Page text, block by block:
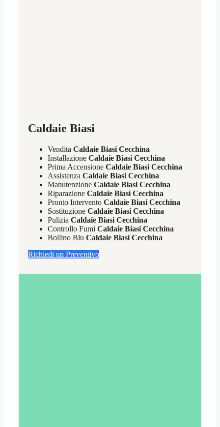
Caldaie Biasi
Vendita Caldaie Biasi Cecchina
Installazione Caldaie Biasi Cecchina
Prima Accensione Caldaie Biasi Cecchina
Assistenza Caldaie Biasi Cecchina
Manutenzione Caldaie Biasi Cecchina
Riparazione Caldaie Biasi Cecchina
Pronto Intervento Caldaie Biasi Cecchina
Sostituzione Caldaie Biasi Cecchina
Pulizia Caldaie Biasi Cecchina
Controllo Fumi Caldaie Biasi Cecchina
Bollino Blu Caldaie Biasi Cecchina
Richiedi un Preventivo